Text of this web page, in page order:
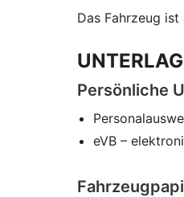
Das Fahrzeug
Persönliche
eVB –